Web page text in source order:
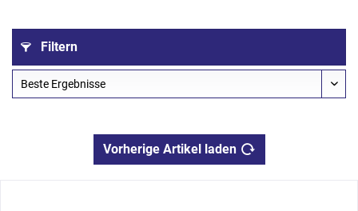
Filtern
Vorherige Artikel laden